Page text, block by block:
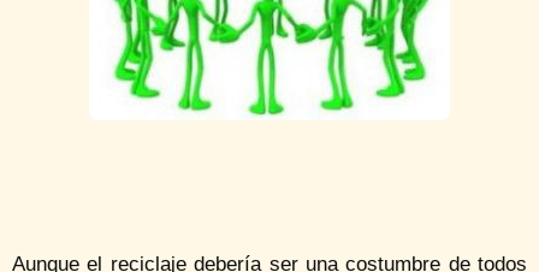
Aunque el reciclaje debería ser una costumbre de todos